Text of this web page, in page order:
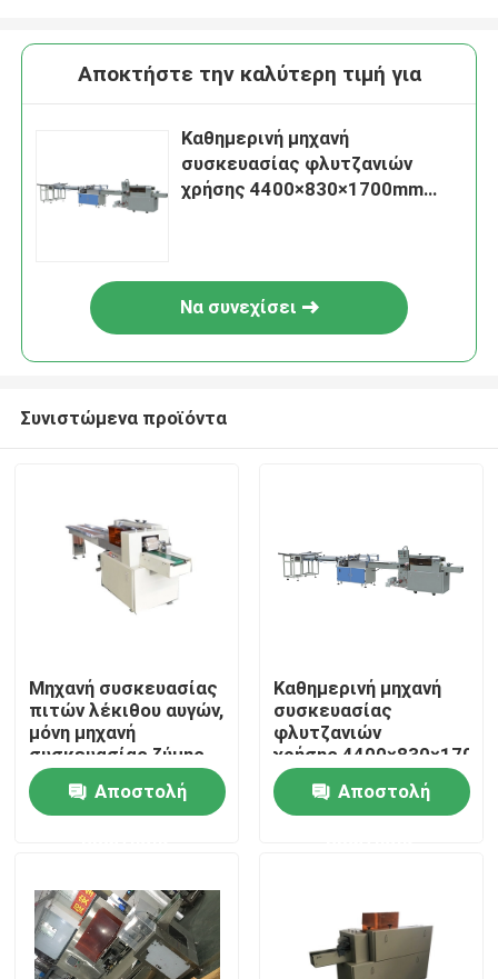
Προϊόντα
Περίπου εμείς
Αποκτήστε την καλύτερη τιμή για
Καθημερινή μηχανή
συσκευασίας φλυτζανιών
χρήσης 4400×830×1700mm
Να συνεχίσει
Συνιστώμενα προϊόντα
Μηχανή συσκευασίας
πιτών λέκιθου αυγών,
μόνη μηχανή
συσκευασίας ζύμης
ελέγχου
Αποστολή
Καθημερινή μηχανή
συσκευασίας
φλυτζανιών
χρήσης
γενικό μέγεθος
συμπαγές Strure
Αποστολή